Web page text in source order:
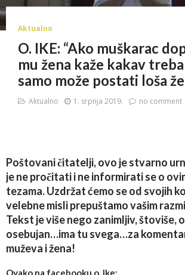
Aktualno
O. IKE: “Ako muškarac
mu žena kaže kakav
samo može postati loša
Aktualno 1. srpnja 2019. no comment
Poštovani čitatelji, ovo je stvarno
je ne pročitati i ne informirati se o
tezama. Uzdržat ćemo se od svojih
velebne misli prepuštamo vašim
Tekst je više nego zanimljiv, štoviše,
osebujan…ima tu svega…za
muževa i žena!
Ovako na facebooku o. Ike: